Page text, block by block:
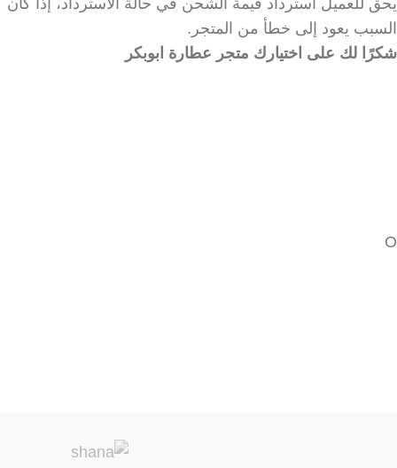
يحق للعميل استرداد قيمة الشحن في حالة الاسترداد، إذا كان
السبب يعود إلى خطأ من المتجر.
شكرًا لك على اختيارك متجر عطارة ابوبكر
O